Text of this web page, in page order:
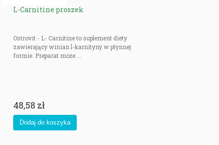
L-Carnitine proszek
Ostrovit - L- Carnitine to suplement diety
zawierający winian l-karnityny w płynnej
formie. Preparat może ...
48,58 zł